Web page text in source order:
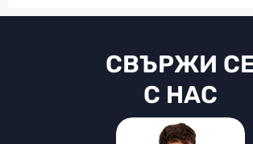
СВЪРЖИ
С НАС